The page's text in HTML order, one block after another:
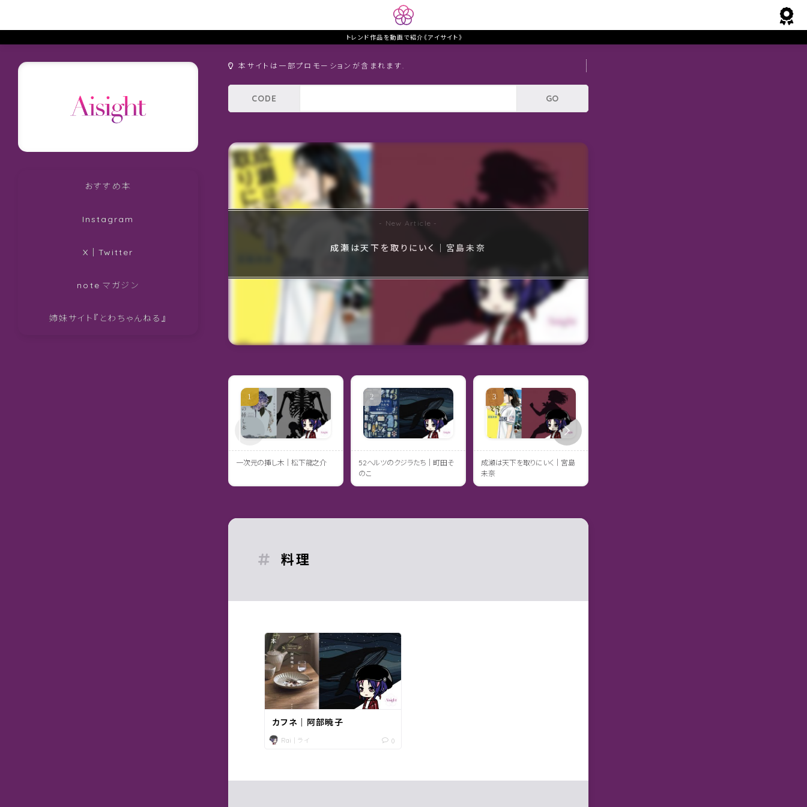
トレンド作品を動画で紹介《アイサイト》
おすすめ本
Instagram
X｜Twitter
note マガジン
姉妹サイト『とわちゃんねる』
本サイトは一部プロモーションが含まれます.
成瀬は天下を取りにいく｜宮島未奈
一次元の挿し木｜松下龍之介
52ヘルツのクジラたち｜町田そ
のこ
成瀬は天下を取りにいく｜宮島
未奈
料理
本
カフネ｜阿部暁子
Rai｜ライ 0